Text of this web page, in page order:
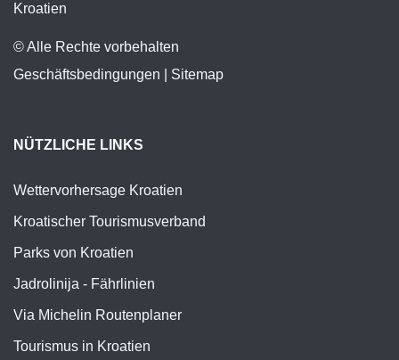
Kroatien
© Alle Rechte vorbehalten
Geschäftsbedingungen
Sitemap
NÜTZLICHE LINKS
Wettervorhersage Kroatien
Kroatischer Tourismusverband
Parks von Kroatien
Jadrolinija - Fährlinien
Via Michelin Routenplaner
Tourismus in Kroatien